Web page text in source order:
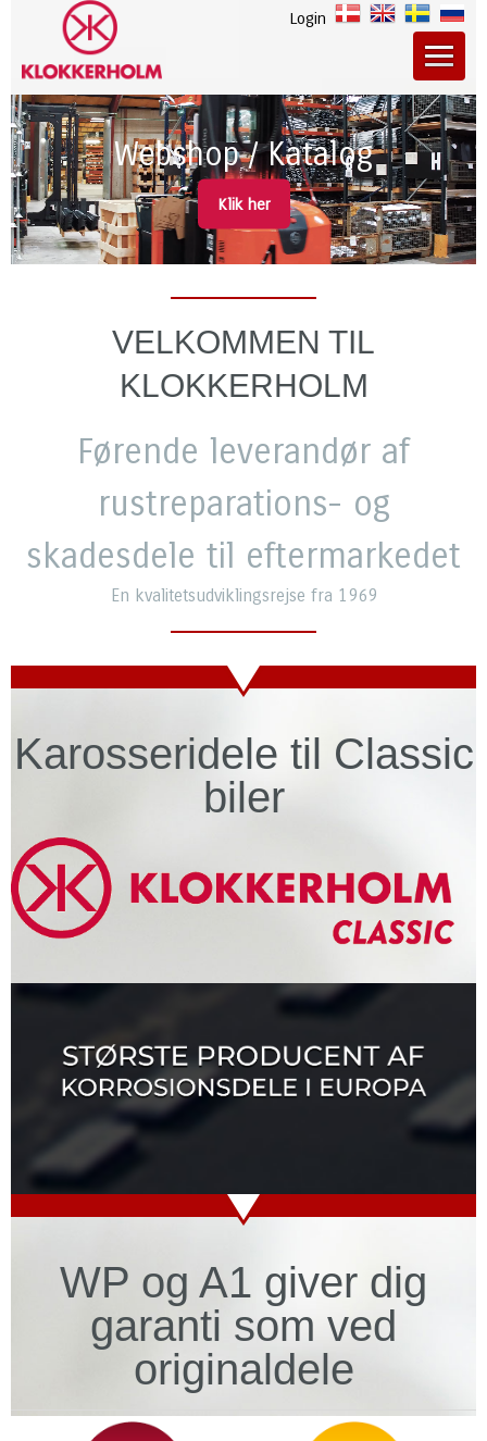
Login
Webshop / Katalog
Klik her
VELKOMMEN TIL
KLOKKERHOLM
Førende leverandør af
rustreparations- og
skadesdele til eftermarkedet
En kvalitetsudviklingsrejse fra 1969
Karosseridele til Classic
biler
WP og A1 giver dig
garanti som ved
originaldele